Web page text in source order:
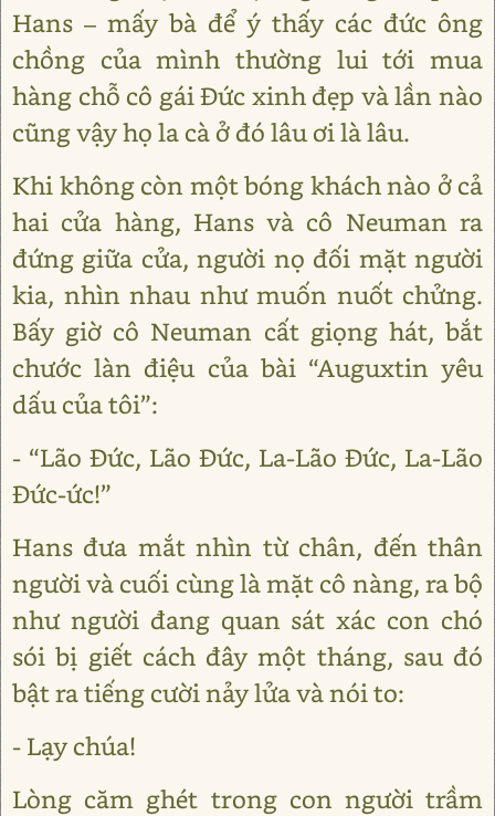
Hans – mấy bà để ý thấy các đức ông
chồng của mình thường lui tới mua
hàng chỗ cô gái Đức xinh đẹp và lần nào
cũng vậy họ la cà ở đó lâu ơi là lâu.
Khi không còn một bóng khách nào ở cả
hai cửa hàng, Hans và cô Neuman ra
đứng giữa cửa, người nọ đối mặt người
kia, nhìn nhau như muốn nuốt chửng.
Bấy giờ cô Neuman cất giọng hát, bắt
chước làn điệu của bài “Auguxtin yêu
dấu của tôi”:
- “Lão Đức, Lão Đức, La-Lão Đức, La-Lão
Đức-ức!”
Hans đưa mắt nhìn từ chân, đến thân
người và cuối cùng là mặt cô nàng, ra bộ
như người đang quan sát xác con chó
sói bị giết cách đây một tháng, sau đó
bật ra tiếng cười nảy lửa và nói to:
- Lạy chúa!
Lòng căm ghét trong con người trầm